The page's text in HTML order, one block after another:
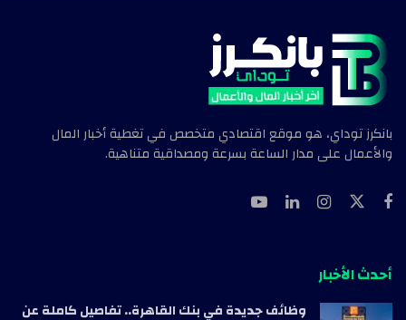
بانكرز توداي، هو موقع اقتصادي متخصص في تغطية أخبار المال
والأعمال على مدار الساعة بسرعة ومصداقية متناهية.
أحدث الأخبار
وظائف جديدة في بنك القاهرة.. تفاصيل كاملة عن